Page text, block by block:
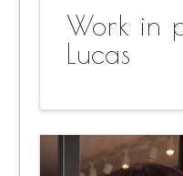
Work in
Lucas